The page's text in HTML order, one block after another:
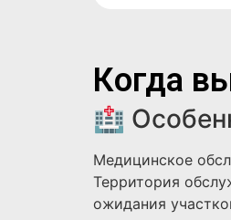
Когда
🏥
Медицинское
Территория
ожидания